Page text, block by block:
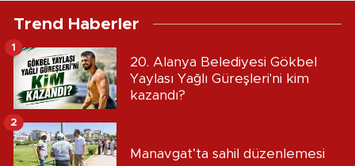
Trend Haberler
20. Alanya Belediyesi Gökbel
Yaylası Yağlı Güreşleri'ni kim
kazandı?
1
Manavgat’ta sahil düzenlemesi
2